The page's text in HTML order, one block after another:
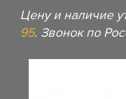
Цену и наличие
95. Звонок по